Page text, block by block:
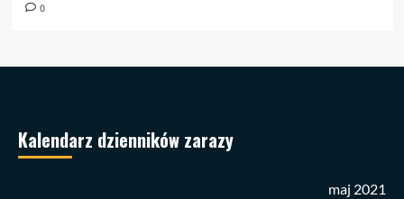
0
Kalendarz dzienników zarazy
maj 2021